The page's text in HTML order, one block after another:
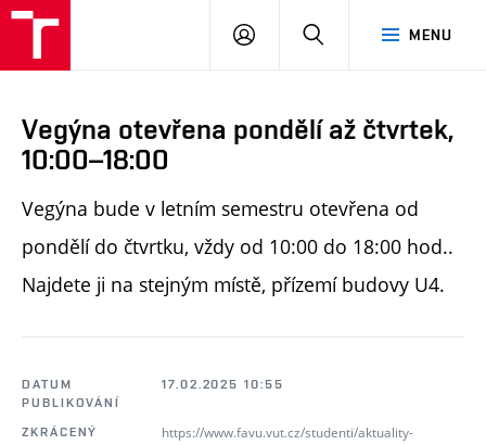
MENU
PŘIHLÁSIT
Vegýna otevřena pondělí až čtvrtek,
10:00–18:00
Vegýna bude v letním semestru otevřena od
pondělí do čtvrtku, vždy od 10:00 do 18:00 hod..
Najdete ji na stejným místě, přízemí budovy U4.
DATUM
PUBLIKOVÁNÍ
17.02.2025 10:55
ZKRÁCENÝ
https://www.favu.vut.cz/studenti/aktuality-